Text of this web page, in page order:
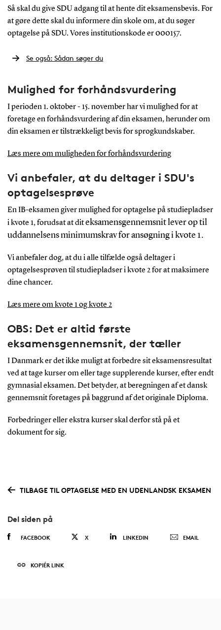
Så skal du give SDU adgang til at hente dit eksamensbevis. For
at gøre dette skal du informere din skole om, at du søger
optagelse på SDU. Vores institutionskode er 000157.
Se også: Sådan søger du
Mulighed for forhåndsvurdering
I perioden 1. oktober - 15. november har vi mulighed for at
foretage en forhåndsvurdering af din eksamen, herunder om
din eksamen er tilstrækkeligt bevis for sprogkundskaber.
Læs mere om muligheden for forhåndsvurdering
Vi anbefaler, at du deltager i SDU's
optagelsesprøve
En IB-eksamen giver mulighed for optagelse på studiepladser
i kvote 1, forudsat at diteksamensgennemsnit lever op til
uddannelsens minimumskrav for ansøgning i kvote 1.
Vi anbefaler dog, at du i alle tilfælde også deltager i
optagelsesprøven til studiepladser i kvote 2 for at maksimere
dine chancer.
Læs mere om kvote 1 og kvote 2
OBS: Det er altid første
eksamensgennemsnit, der tæller
I Danmark er det ikke muligt at forbedre sit eksamensresultat
ved at tage kurser om eller tage supplerende kurser, efter endt
gymnasial eksamen. Det betyder, at beregningen af et dansk
gennemsnit foretages på baggrund af det originale Diploma.
Forbedringer eller ekstra kurser skal derfor stå på et
dokument for sig.
TILBAGE TIL OPTAGELSE MED EN UDENLANDSK EKSAMEN
Del siden på
FACEBOOK X LINKEDIN EMAIL
KOPIÉR LINK